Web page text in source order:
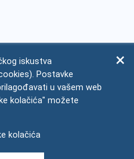
iskustva
Postavke
u vašem web
kolačića" možete
kolačića